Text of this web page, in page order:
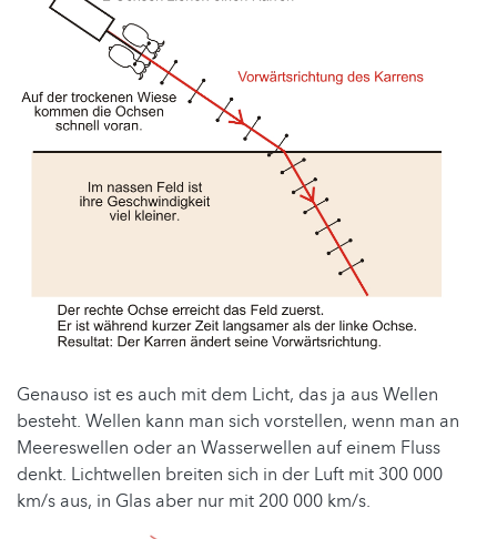
Genauso ist es auch mit dem Licht, das ja aus Wellen
besteht. Wellen kann man sich vorstellen, wenn man an
Meereswellen oder an Wasserwellen auf einem Fluss
denkt. Lichtwellen breiten sich in der Luft mit 300 000
km/s aus, in Glas aber nur mit 200 000 km/s.